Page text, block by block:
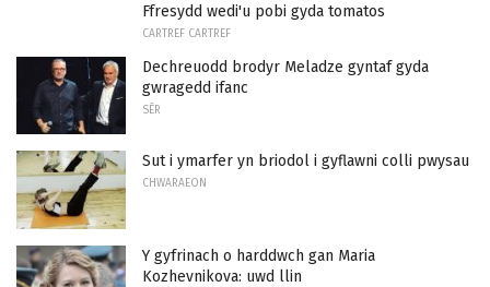
Ffresydd wedi'u pobi gyda tomatos
CARTREF CARTREF
Dechreuodd brodyr Meladze gyntaf gyda
gwragedd ifanc
SÊR
Sut i ymarfer yn briodol i gyflawni colli pwysau
CHWARAEON
Y gyfrinach o harddwch gan Maria
Kozhevnikova: uwd llin